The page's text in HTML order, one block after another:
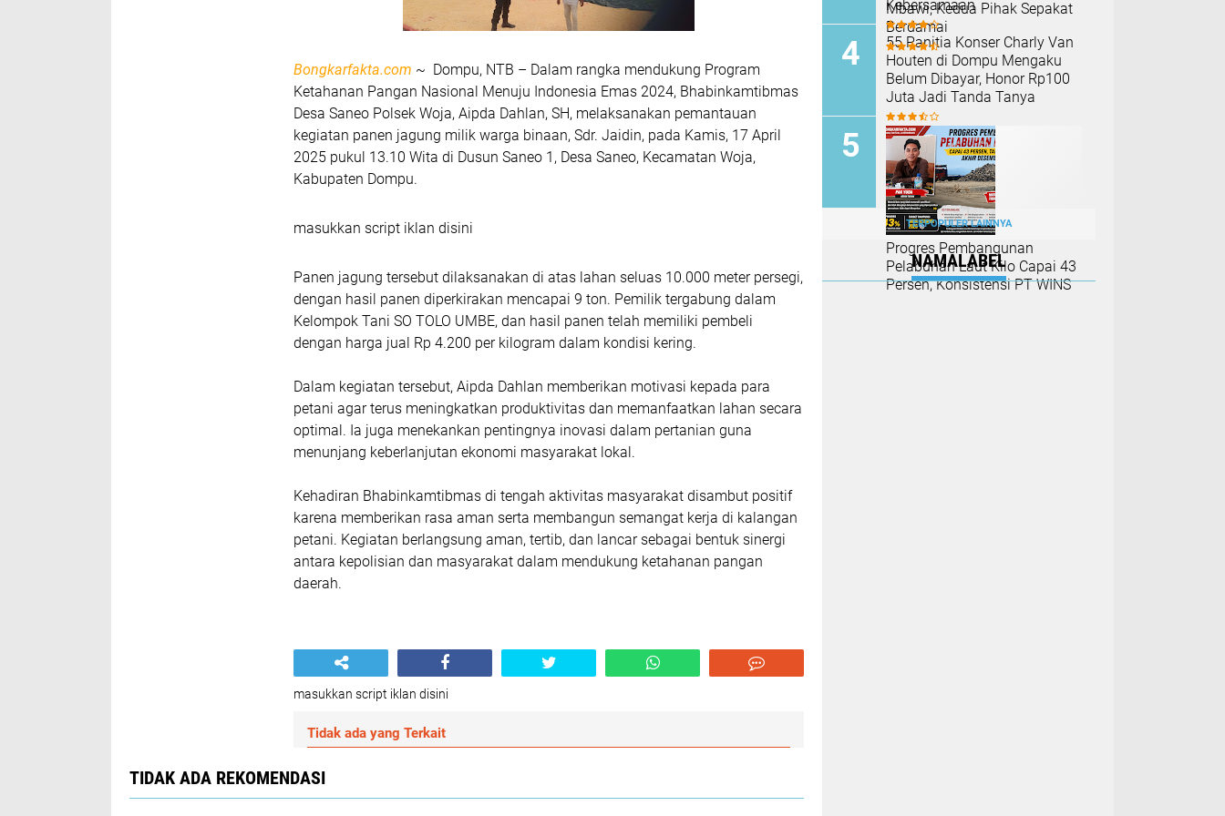
Bongkarfakta.com ~ Dompu, NTB – Dalam rangka mendukung Program
Ketahanan Pangan Nasional Menuju Indonesia Emas 2024, Bhabinkamtibmas
Desa Saneo Polsek Woja, Aipda Dahlan, SH, melaksanakan pemantauan
kegiatan panen jagung milik warga binaan, Sdr. Jaidin, pada Kamis, 17 April
2025 pukul 13.10 Wita di Dusun Saneo 1, Desa Saneo, Kecamatan Woja,
Kabupaten Dompu.
masukkan script iklan disini
Panen jagung tersebut dilaksanakan di atas lahan seluas 10.000 meter persegi,
dengan hasil panen diperkirakan mencapai 9 ton. Pemilik tergabung dalam
Kelompok Tani SO TOLO UMBE, dan hasil panen telah memiliki pembeli
dengan harga jual Rp 4.200 per kilogram dalam kondisi kering.
Dalam kegiatan tersebut, Aipda Dahlan memberikan motivasi kepada para
petani agar terus meningkatkan produktivitas dan memanfaatkan lahan secara
optimal. Ia juga menekankan pentingnya inovasi dalam pertanian guna
menunjang keberlanjutan ekonomi masyarakat lokal.
Kehadiran Bhabinkamtibmas di tengah aktivitas masyarakat disambut positif
karena memberikan rasa aman serta membangun semangat kerja di kalangan
petani. Kegiatan berlangsung aman, tertib, dan lancar sebagai bentuk sinergi
antara kepolisian dan masyarakat dalam mendukung ketahanan pangan
daerah.
masukkan script iklan disini
Tidak ada yang Terkait
TIDAK ADA REKOMENDASI
Mbawi, Kedua Pihak Sepakat
Berdamai
Kebersamaan
55 Panitia Konser Charly Van
Houten di Dompu Mengaku
Belum Dibayar, Honor Rp100
Juta Jadi Tanda Tanya
Progres Pembangunan
Pelabuhan Laut Kilo Capai 43
Persen, Konsistensi PT WINS
TERPOPULER LAINNYA
NAMALABEL